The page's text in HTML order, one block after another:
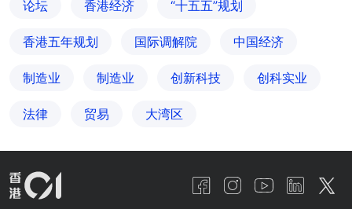
论坛 香港经济 “十五五”规划
香港五年规划 国际调解院 中国经济
制造业 制造业 创新科技 创科实业
法律 贸易 大湾区